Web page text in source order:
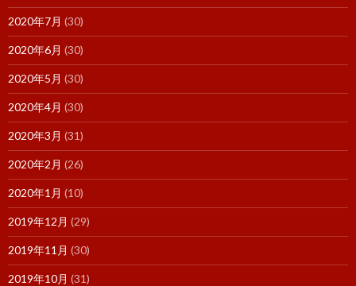
2020年7月 (30)
2020年6月 (30)
2020年5月 (30)
2020年4月 (30)
2020年3月 (31)
2020年2月 (26)
2020年1月 (10)
2019年12月 (29)
2019年11月 (30)
2019年10月 (31)